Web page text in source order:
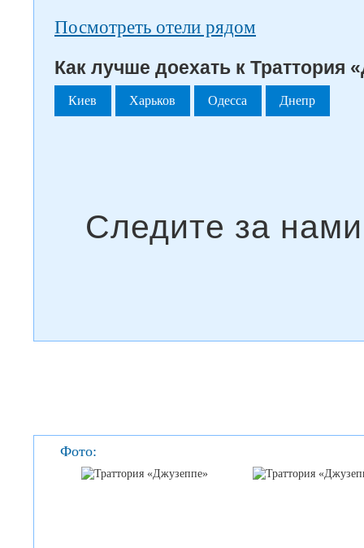
Посмотреть отели рядом
Как лучше доехать к Траттория
Киев Харьков Одесса Днепр
Фото: